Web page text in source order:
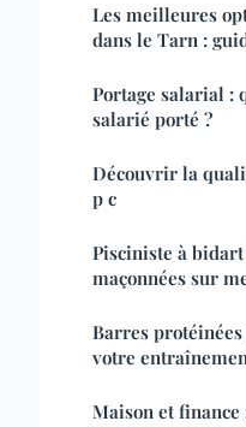
Les meilleures
dans le Tarn :
Portage salarial :
salarié porté ?
Découvrir la
p c
Pisciniste à
maçonnées sur
Barres
votre
Maison et